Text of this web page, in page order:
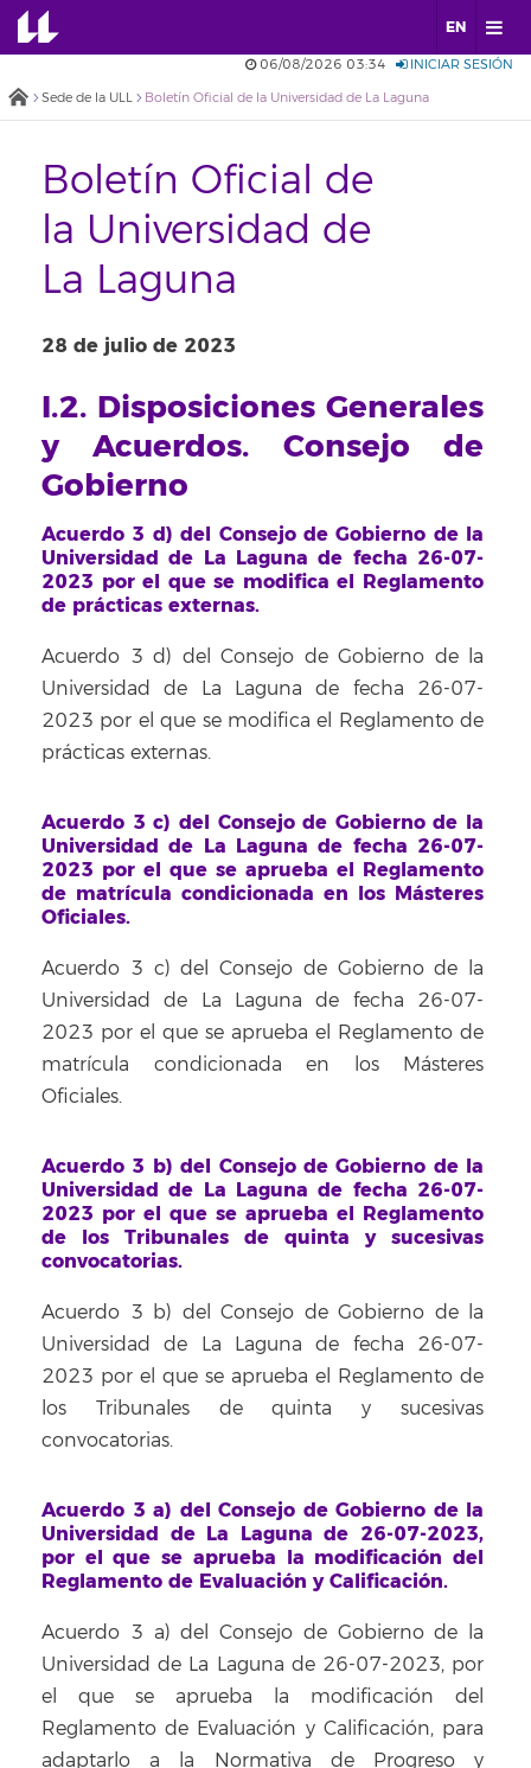
EN
06/08/2026 03:34 INICIAR SESIÓN
Sede de la ULL Boletín Oficial de la Universidad de La Laguna
Boletín Oficial de
la Universidad de
La Laguna
28 de julio de 2023
I.2. Disposiciones Generales
y Acuerdos. Consejo de
Gobierno
Acuerdo 3 d) del Consejo de Gobierno de la
Universidad de La Laguna de fecha 26-07-
2023 por el que se modifica el Reglamento
de prácticas externas.
Acuerdo 3 d) del Consejo de Gobierno de la
Universidad de La Laguna de fecha 26-07-
2023 por el que se modifica el Reglamento de
prácticas externas.
Acuerdo 3 c) del Consejo de Gobierno de la
Universidad de La Laguna de fecha 26-07-
2023 por el que se aprueba el Reglamento
de matrícula condicionada en los Másteres
Oficiales.
Acuerdo 3 c) del Consejo de Gobierno de la
Universidad de La Laguna de fecha 26-07-
2023 por el que se aprueba el Reglamento de
matrícula condicionada en los Másteres
Oficiales.
Acuerdo 3 b) del Consejo de Gobierno de la
Universidad de La Laguna de fecha 26-07-
2023 por el que se aprueba el Reglamento
de los Tribunales de quinta y sucesivas
convocatorias.
Acuerdo 3 b) del Consejo de Gobierno de la
Universidad de La Laguna de fecha 26-07-
2023 por el que se aprueba el Reglamento de
los Tribunales de quinta y sucesivas
convocatorias.
Acuerdo 3 a) del Consejo de Gobierno de la
Universidad de La Laguna de 26-07-2023,
por el que se aprueba la modificación del
Reglamento de Evaluación y Calificación.
Acuerdo 3 a) del Consejo de Gobierno de la
Universidad de La Laguna de 26-07-2023, por
el que se aprueba la modificación del
Reglamento de Evaluación y Calificación, para
adaptarlo a la Normativa de Progreso y